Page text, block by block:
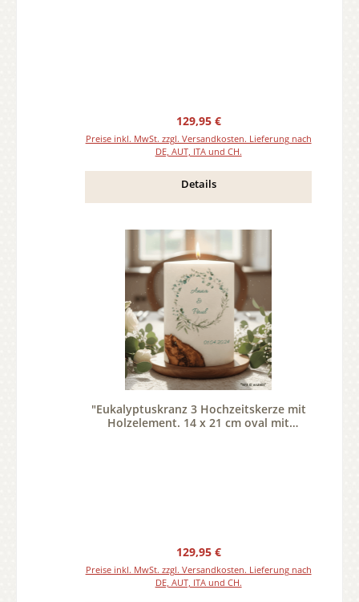
Regulärer Preis:
129,95 €
Preise inkl. MwSt. zzgl. Versandkosten. Lieferung nach
DE, AUT, ITA und CH.
Details
"Eukalyptuskranz 3 Hochzeitskerze mit
Holzelement. 14 x 21 cm oval mit
Regulärer Preis:
129,95 €
Preise inkl. MwSt. zzgl. Versandkosten. Lieferung nach
DE, AUT, ITA und CH.